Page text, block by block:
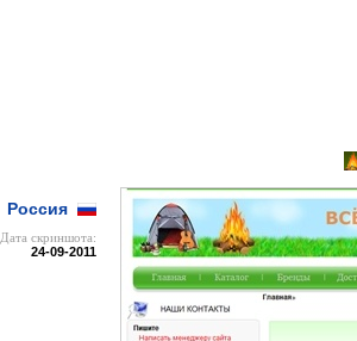
Россия
Дата cкриншота:
24-09-2011